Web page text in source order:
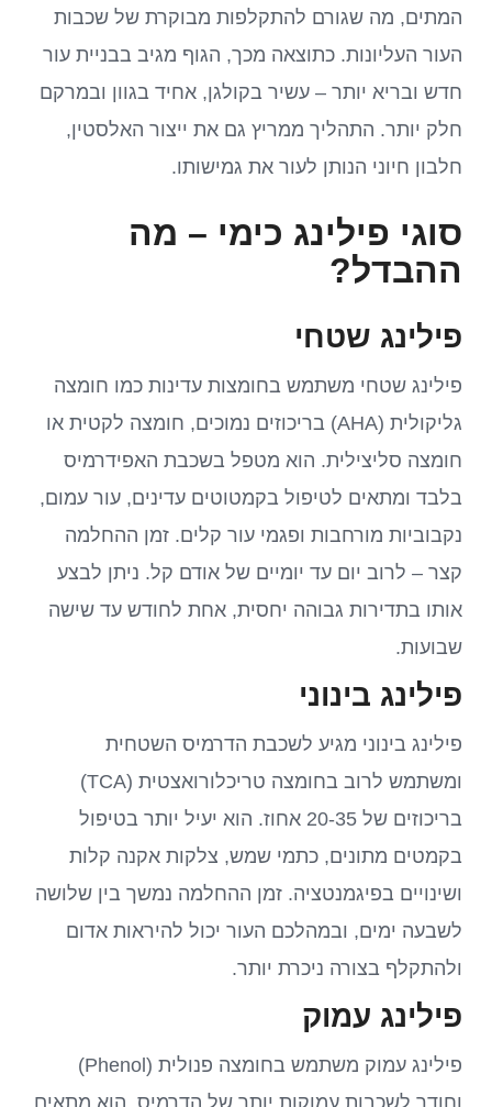
המתים, מה שגורם להתקלפות מבוקרת של שכבות
העור העליונות. כתוצאה מכך, הגוף מגיב בבניית עור
חדש ובריא יותר – עשיר בקולגן, אחיד בגוון ובמרקם
חלק יותר. התהליך ממריץ גם את ייצור האלסטין,
חלבון חיוני הנותן לעור את גמישותו.
סוגי פילינג כימי – מה
ההבדל?
פילינג שטחי
פילינג שטחי משתמש בחומצות עדינות כמו חומצה
גליקולית (AHA) בריכוזים נמוכים, חומצה לקטית או
חומצה סליצילית. הוא מטפל בשכבת האפידרמיס
בלבד ומתאים לטיפול בקמטוטים עדינים, עור עמום,
נקבוביות מורחבות ופגמי עור קלים. זמן ההחלמה
קצר – לרוב יום עד יומיים של אודם קל. ניתן לבצע
אותו בתדירות גבוהה יחסית, אחת לחודש עד שישה
שבועות.
פילינג בינוני
פילינג בינוני מגיע לשכבת הדרמיס השטחית
ומשתמש לרוב בחומצה טריכלורואצטית (TCA)
בריכוזים של 20-35 אחוז. הוא יעיל יותר בטיפול
בקמטים מתונים, כתמי שמש, צלקות אקנה קלות
ושינויים בפיגמנטציה. זמן ההחלמה נמשך בין שלושה
לשבעה ימים, ובמהלכם העור יכול להיראות אדום
ולהתקלף בצורה ניכרת יותר.
פילינג עמוק
פילינג עמוק משתמש בחומצה פנולית (Phenol)
וחודר לשכבות עמוקות יותר של הדרמיס. הוא מתאים